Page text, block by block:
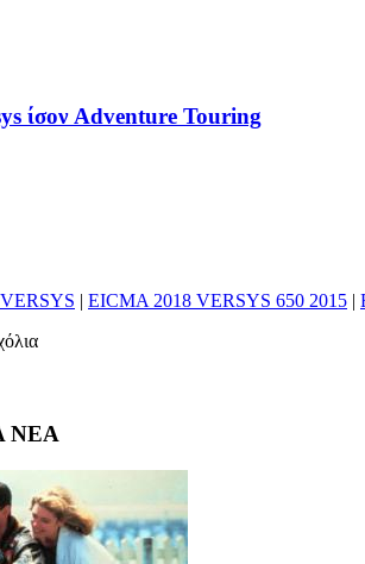
ίσον Adventure Touring
| EICMA 2018 VERSYS 650 2015 |
ΝΕΑ